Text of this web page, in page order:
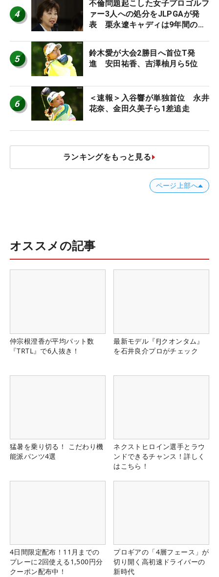
4
不倫問題起こした女子プロゴルフ
ァー3人への処分をJLPGAが発
表 栗永遼キャディは9年間の立
5
鈴木愛が大会2勝目へ首位T発
進 安田祐香、吉澤柚月ら5位
6
＜速報＞入谷響が単独首位 永井
花奈、金田久美子ら1差追走
ランキングをもっと見る
ページ上部へ
オススメの記事
仲宗根澄香が平均パット数
『TRTL』で6人抜き！
最新モデル『FJクオンタム』
を石井良介プロがチェック
猛暑を乗り切る！ こだわり機
能派パンツ4選
ネクストヒロイン選手とラウ
ンドできるチャンス！詳しく
はこちら！
4日間限定配布！11月までの
プレーに2回使える1,500円分
クーポン配布中！
プロギアの「4層フェース」が
切り開く高初速ドライバーの
新時代